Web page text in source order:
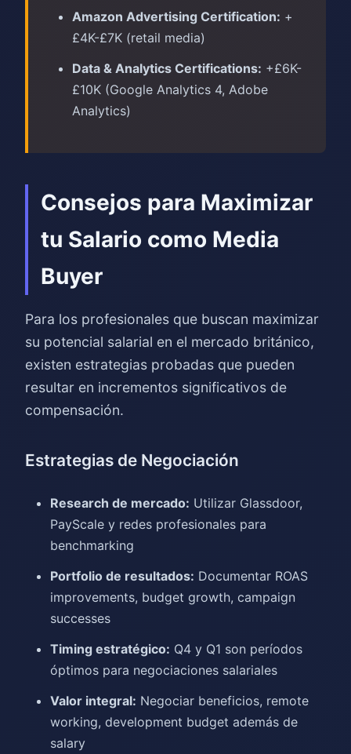
Amazon Advertising Certification: +
£4K-£7K (retail media)
Data & Analytics Certifications: +£6K-
£10K (Google Analytics 4, Adobe
Analytics)
Consejos para Maximizar
tu Salario como Media
Buyer
Para los profesionales que buscan maximizar
su potencial salarial en el mercado británico,
existen estrategias probadas que pueden
resultar en incrementos significativos de
compensación.
Estrategias de Negociación
Research de mercado: Utilizar Glassdoor,
PayScale y redes profesionales para
benchmarking
Portfolio de resultados: Documentar ROAS
improvements, budget growth, campaign
successes
Timing estratégico: Q4 y Q1 son períodos
óptimos para negociaciones salariales
Valor integral: Negociar beneficios, remote
working, development budget además de
salary